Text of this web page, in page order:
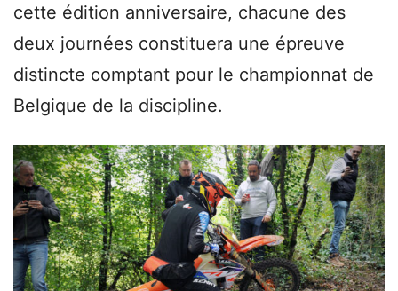
cette édition anniversaire, chacune des
deux journées constituera une épreuve
distincte comptant pour le championnat de
Belgique de la discipline.